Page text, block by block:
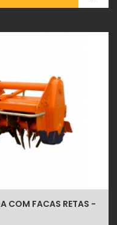
COM FACAS RETAS -